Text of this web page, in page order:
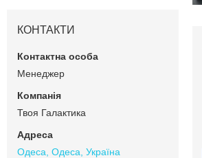
КОНТАКТИ
Менеджер
Твоя Галактика
Одеса, Одеса, Україна